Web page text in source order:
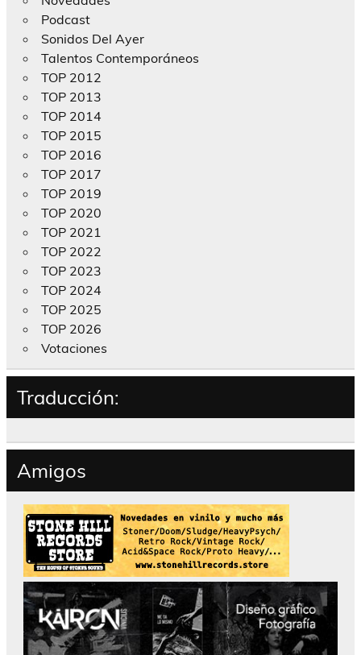
Podcast
Sonidos Del Ayer
Talentos Contemporáneos
TOP 2012
TOP 2013
TOP 2014
TOP 2015
TOP 2016
TOP 2017
TOP 2019
TOP 2020
TOP 2021
TOP 2022
TOP 2023
TOP 2024
TOP 2025
TOP 2026
Votaciones
Traducción:
Amigos